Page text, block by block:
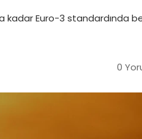
kadar Euro-3 standardında
0